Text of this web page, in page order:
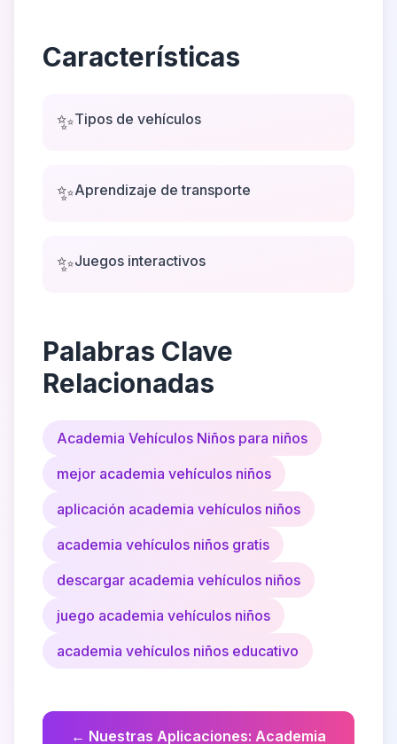
Características
✨Tipos de vehículos
✨Aprendizaje de transporte
✨Juegos interactivos
Palabras Clave
Relacionadas
Academia Vehículos Niños para niños
mejor academia vehículos niños
aplicación academia vehículos niños
academia vehículos niños gratis
descargar academia vehículos niños
juego academia vehículos niños
academia vehículos niños educativo
← Nuestras Aplicaciones: Academia